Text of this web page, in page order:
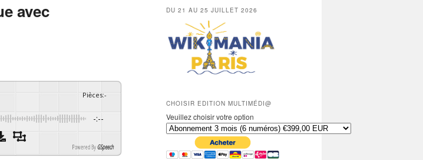
avec
Pièces:-
-:--
Powered By GSpeech
DU 21 AU 25 JUILLET 2026
CHOISIR EDITION MULTIMÉDI@
Veuillez choisir votre option